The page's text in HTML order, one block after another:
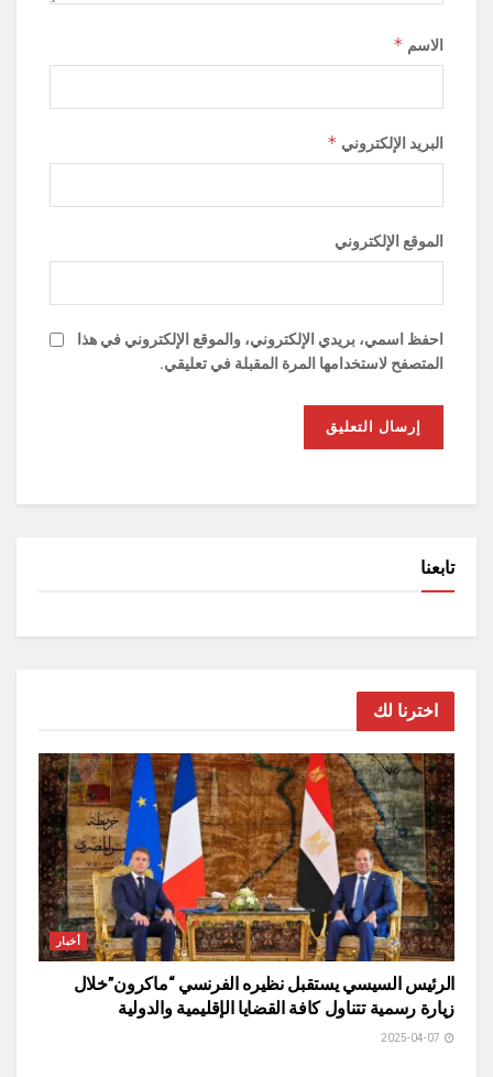
الاسم *
البريد الإلكتروني *
الموقع الإلكتروني
احفظ اسمي، بريدي الإلكتروني، والموقع الإلكتروني في هذا
المتصفح لاستخدامها المرة المقبلة في تعليقي.
تابعنا
اخترنا لك
أخبار
الرئيس السيسي يستقبل نظيره الفرنسي “ماكرون”خلال
زيارة رسمية تتناول كافة القضايا الإقليمية والدولية